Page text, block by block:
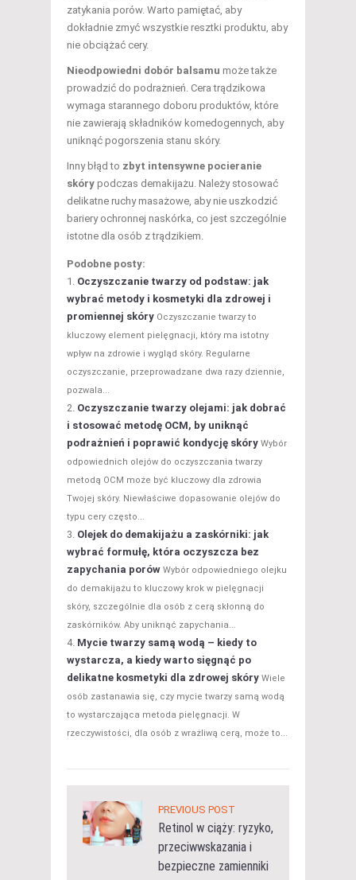
zatykania porów. Warto pamiętać, aby
dokładnie zmyć wszystkie resztki produktu, aby
nie obciążać cery.
Nieodpowiedni dobór balsamu może także
prowadzić do podrażnień. Cera trądzikowa
wymaga starannego doboru produktów, które
nie zawierają składników komedogennych, aby
uniknąć pogorszenia stanu skóry.
Inny błąd to zbyt intensywne pocieranie
skóry podczas demakijażu. Należy stosować
delikatne ruchy masażowe, aby nie uszkodzić
bariery ochronnej naskórka, co jest szczególnie
istotne dla osób z trądzikiem.
Podobne posty:
Oczyszczanie twarzy od podstaw: jak
wybrać metody i kosmetyki dla zdrowej i
promiennej skóry Oczyszczanie twarzy to
kluczowy element pielęgnacji, który ma istotny
wpływ na zdrowie i wygląd skóry. Regularne
oczyszczanie, przeprowadzane dwa razy dziennie,
pozwala...
Oczyszczanie twarzy olejami: jak dobrać
i stosować metodę OCM, by uniknąć
podrażnień i poprawić kondycję skóry Wybór
odpowiednich olejów do oczyszczania twarzy
metodą OCM może być kluczowy dla zdrowia
Twojej skóry. Niewłaściwe dopasowanie olejów do
typu cery często...
Olejek do demakijażu a zaskórniki: jak
wybrać formułę, która oczyszcza bez
zapychania porów Wybór odpowiedniego olejku
do demakijażu to kluczowy krok w pielęgnacji
skóry, szczególnie dla osób z cerą skłonną do
zaskórników. Aby uniknąć zapychania...
Mycie twarzy samą wodą – kiedy to
wystarcza, a kiedy warto sięgnąć po
delikatne kosmetyki dla zdrowej skóry Wiele
osób zastanawia się, czy mycie twarzy samą wodą
to wystarczająca metoda pielęgnacji. W
rzeczywistości, dla osób z wrażliwą cerą, może to...
PREVIOUS POST
Retinol w ciąży: ryzyko,
przeciwwskazania i
bezpieczne zamienniki